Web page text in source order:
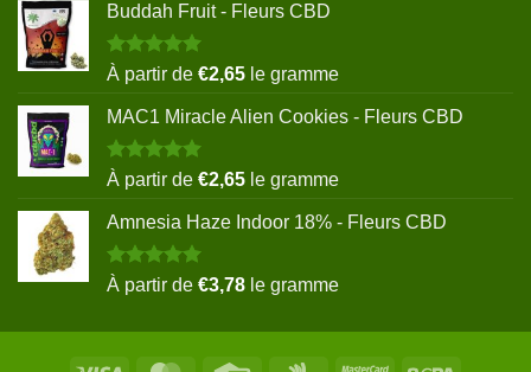
Buddah Fruit - Fleurs CBD
Note5.00
sur 5
À partir de €2,65 le gramme
MAC1 Miracle Alien Cookies - Fleurs CBD
Note5.00
sur 5
À partir de €2,65 le gramme
Amnesia Haze Indoor 18% - Fleurs CBD
Note5.00
sur 5
À partir de €3,78 le gramme